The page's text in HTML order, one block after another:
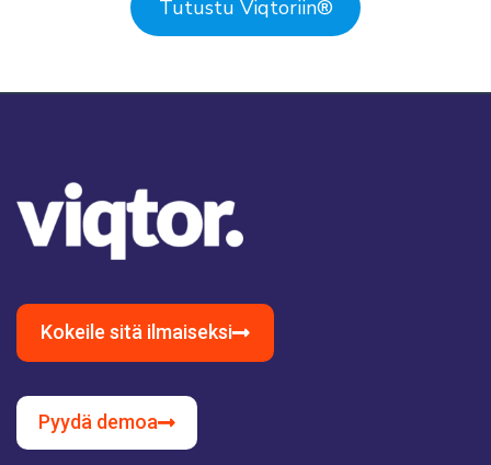
Tutustu Viqtoriin®
Kokeile sitä ilmaiseksi
Pyydä demoa